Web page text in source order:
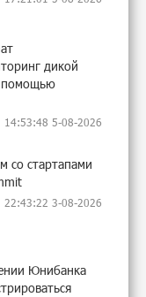
дикой
помощью
14:53:48 5-08-2026
со стартапами
22:43:22 3-08-2026
Юнибанка